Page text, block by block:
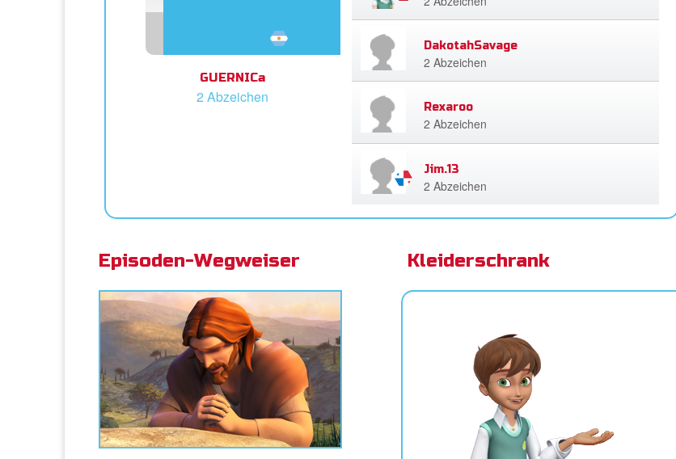
GUERNICa
2 Abzeichen
DakotahSavage
2 Abzeichen
Rexaroo
2 Abzeichen
Jim.13
2 Abzeichen
Episoden-Wegweiser Kleiderschrank